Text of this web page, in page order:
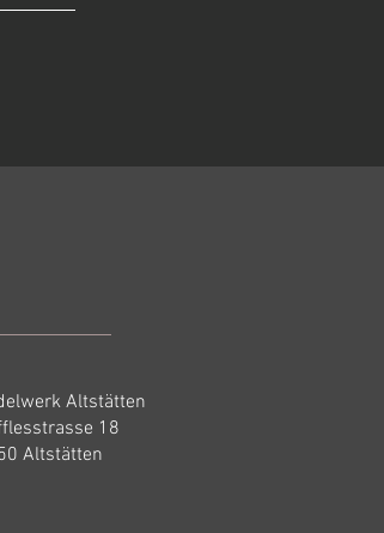
Altstätten
18
Altstätten